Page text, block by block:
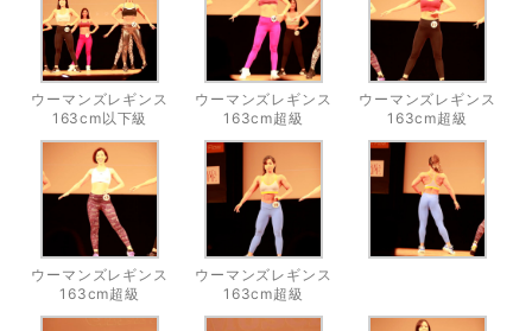
ウーマンズレギンス
163cm以下級
ウーマンズレギンス
163cm超級
ウーマンズレギンス
163cm超級
ウーマンズレギンス
163cm超級
ウーマンズレギンス
163cm超級